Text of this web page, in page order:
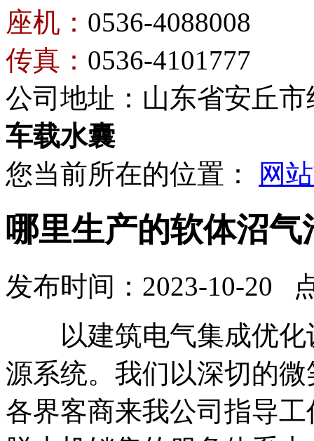
座机： 0536-4088008
传真： 0536-4101777
公司地址：山东省安丘
车载水囊
您当前所在的位置：
网
哪里生产的软体沼气
发布时间：2023-10-20
以建筑电气集成优化
源系统。我们以深切的
各界客商来我公司指导